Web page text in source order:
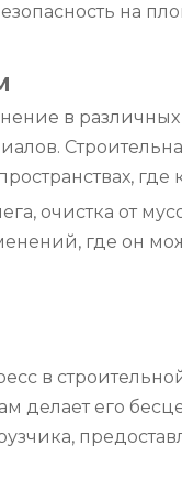
на
в различных
где
очистка от
где он
в
делает его